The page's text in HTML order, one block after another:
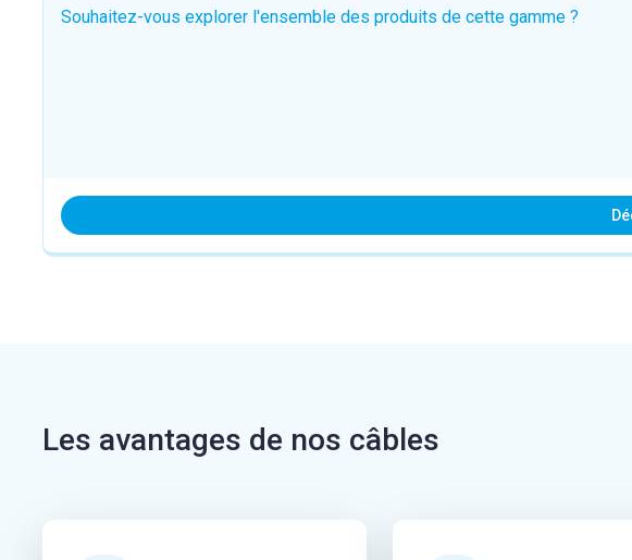
Souhaitez-vous explorer l'ensemble des produits de cette gamme ?
Les avantages de nos câbles